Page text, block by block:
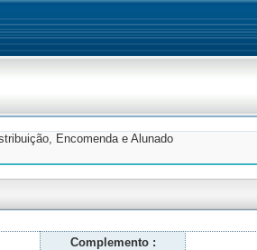
Encomenda e Alunado
Complemento :